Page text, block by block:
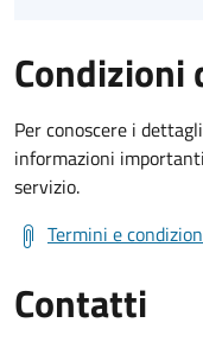
Condizioni
Per conoscere i
informazioni
servizio.
Termini e
Contatti